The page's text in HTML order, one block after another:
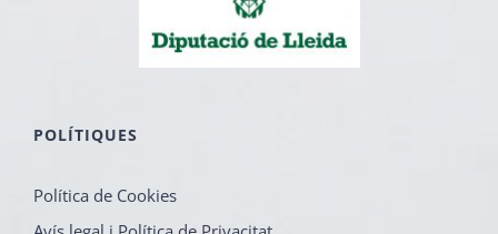
POLÍTIQUES
Política de Cookies